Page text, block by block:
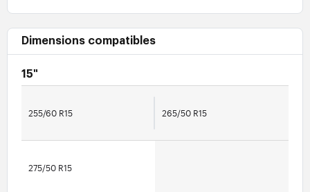
Dimensions compatibles
15"
255/60 R15 265/50 R15
275/50 R15